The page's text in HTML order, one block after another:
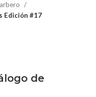
Edición #17
de